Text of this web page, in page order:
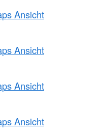
Ansicht
Ansicht
Ansicht
Ansicht